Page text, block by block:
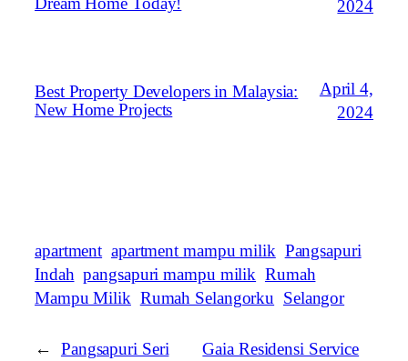
2024
Best Property Developers in Malaysia:
New Home Projects
April 4,
2024
apartment apartment mampu milik Pangsapuri
Indah pangsapuri mampu milik Rumah
Mampu Milik Rumah Selangorku Selangor
←
Pangsapuri Seri
Gaia Residensi Service